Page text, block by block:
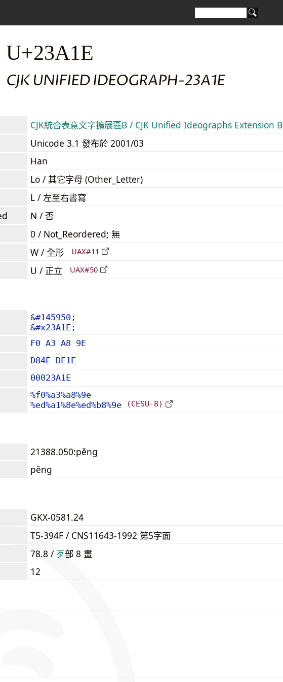
U+23A1E
CJK UNIFIED IDEOGRAPH-23A1E
CJK統合表意文字擴展區B / CJK Unified Ideographs Extension B
Unicode 3.1 發布於 2001/03
Han
Lo / 其它字母 (Other_Letter)
L / 左至右書寫
N / 否
0 / Not_Reordered; 無
W / 全形 UAX#11
U / 正立 UAX#50
&#145950;
&#x23A1E;
F0 A3 A8 9E
D84E DE1E
00023A1E
%f0%a3%a8%9e
%ed%a1%8e%ed%b8%9e
(CESU-8)
21388.050:pěng
pěng
GKX-0581.24
T5-394F / CNS11643-1992 第5字面
78.8 / ⽍部 8 畫
12